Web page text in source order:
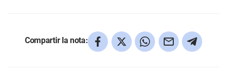
Compartir la nota: